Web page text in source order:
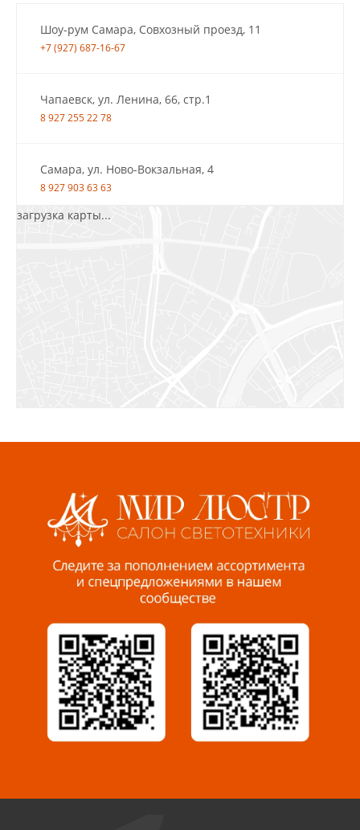
Шоу-рум Самара, Совхозный проезд, 11
+7 (927) 687-16-67
Чапаевск, ул. Ленина, 66, стр.1
8 927 255 22 78
Самара, ул. Ново-Вокзальная, 4
8 927 903 63 63
Пенза, ул. Пролетарская, 61 ТЦ "Стройбери"
Миасс, ул. Романенко, 95
8 922 500 30 39
Сызрань, ул. Декабристов, 1А
8 927 009 54 63
Саратов, ул. Танкистов, 37 (БЦ «Дикомп»)
загрузка карты...